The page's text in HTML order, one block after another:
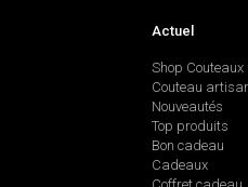
Actuel
Shop Couteaux
Couteau
Nouveautés
Top produits
Bon cadeau
Cadeaux